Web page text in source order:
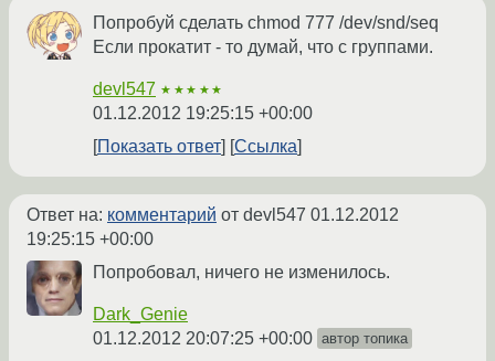
Попробуй сделать chmod 777 /dev/snd/seq
Если прокатит - то думай, что с группами.
devl547 ★★★★★
01.12.2012 19:25:15 +00:00
Показать ответ
Ссылка
Ответ на: комментарий от devl547 01.12.2012
19:25:15 +00:00
Попробовал, ничего не изменилось.
Dark_Genie
01.12.2012 20:07:25 +00:00 автор топика